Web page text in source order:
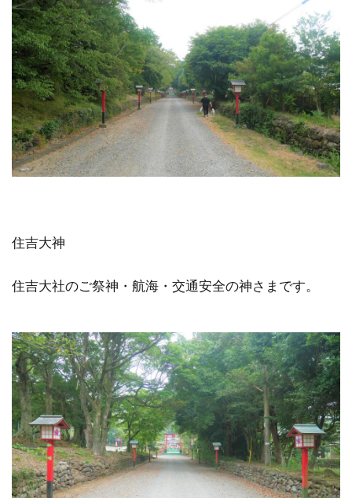
住吉大神
住吉大社のご祭神・航海・交通安全の神さまです。